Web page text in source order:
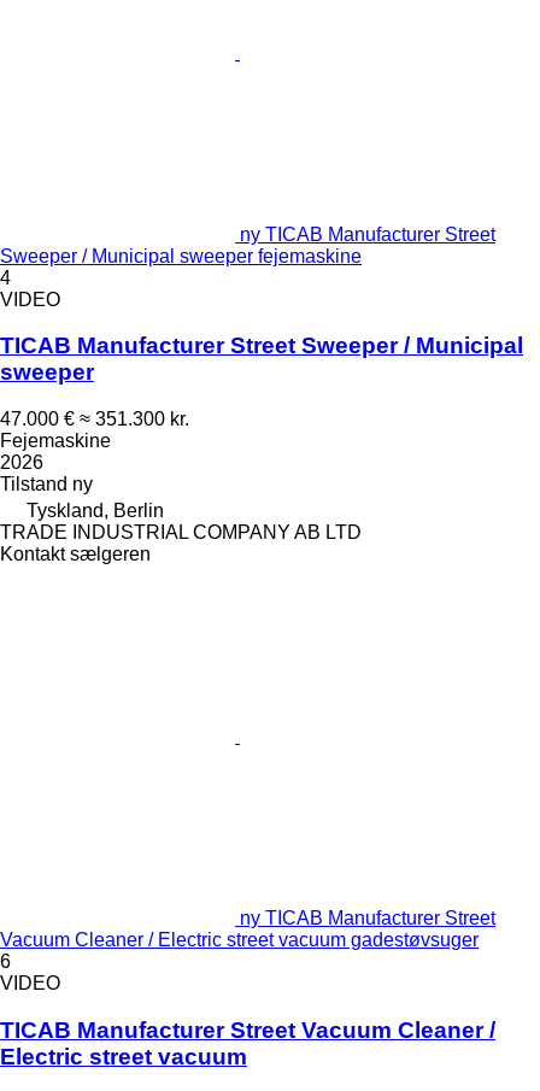
ny TICAB Manufacturer Street
Sweeper / Municipal sweeper fejemaskine
4
VIDEO
TICAB Manufacturer Street Sweeper / Municipal
sweeper
47.000 € ≈ 351.300 kr.
Fejemaskine
2026
Tilstand ny
Tyskland, Berlin
TRADE INDUSTRIAL COMPANY AB LTD
Kontakt sælgeren
ny TICAB Manufacturer Street
Vacuum Cleaner / Electric street vacuum gadestøvsuger
6
VIDEO
TICAB Manufacturer Street Vacuum Cleaner /
Electric street vacuum